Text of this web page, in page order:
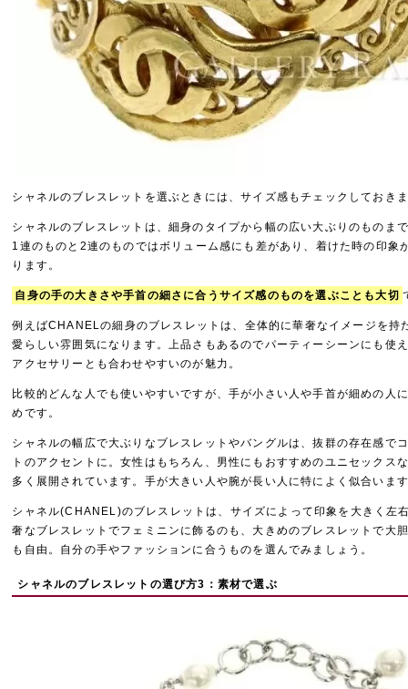
シャネルのブレスレットを選ぶときには、サイズ感もチェックしておき
シャネルのブレスレットは、細身のタイプから幅の広い大ぶりのものま
1連のものと2連のものではボリューム感にも差があり、着けた時の印象
ります。
自身の手の大きさや手首の細さに合うサイズ感のものを選ぶことも大切
例えばCHANELの細身のブレスレットは、全体的に華奢なイメージを持
愛らしい雰囲気になります。上品さもあるのでパーティーシーンにも使
アクセサリーとも合わせやすいのが魅力。
比較的どんな人でも使いやすいですが、手が小さい人や手首が細めの人
めです。
シャネルの幅広で大ぶりなブレスレットやバングルは、抜群の存在感で
トのアクセントに。女性はもちろん、男性にもおすすめのユニセックス
多く展開されています。手が大きい人や腕が長い人に特によく似合いま
シャネル(CHANEL)のブレスレットは、サイズによって印象を大きく左
奢なブレスレットでフェミニンに飾るのも、大きめのブレスレットで大
も自由。自分の手やファッションに合うものを選んでみましょう。
シャネルのブレスレットの選び方3：素材で選ぶ